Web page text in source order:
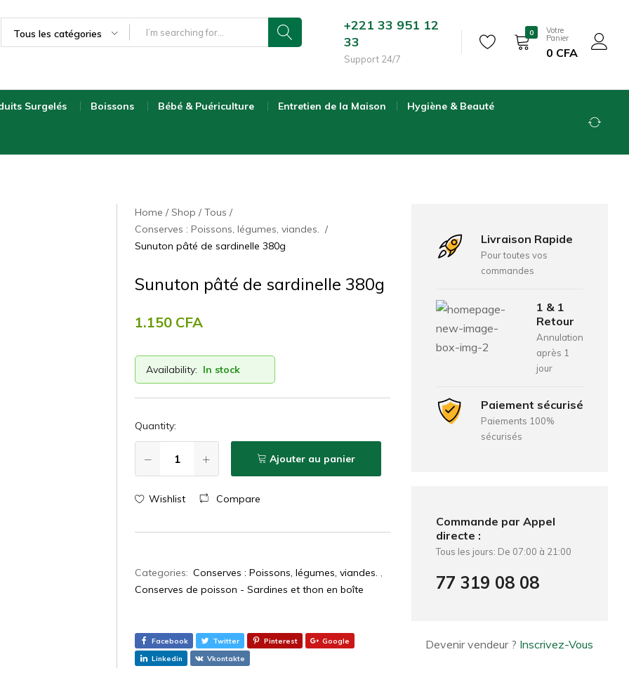
Tous les catégories
+221 33 951 12
33
Support 24/7
0 Votre
Panier
0 CFA
Surgelés Boissons Bébé & Puériculture Entretien de la Maison Hygiène & Beauté
Home Shop
Tous
Conserves : Poissons, légumes, viandes.
Sunuton pâté de sardinelle 380g
Sunuton pâté de sardinelle 380g
1.150 CFA
Availability: In stock
Quantity:
Ajouter au panier
Wishlist Compare
Categories: Conserves : Poissons, légumes, viandes. ,
Conserves de poisson - Sardines et thon en boîte
Facebook Twitter Pinterest
Google
Linkedin
Vkontakte
Livraison Rapide
Pour toutes vos
commandes
1 & 1
Retour
Annulation
après 1
jour
Paiement sécurisé
Paiements 100%
sécurisés
Commande par Appel
directe :
Tous les jours: De 07:00 à 21:00
77 319 08 08
Devenir vendeur ? Inscrivez-Vous